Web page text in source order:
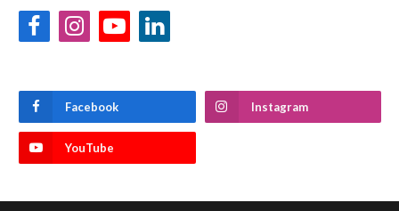
FacebookInstagramYouTubeLinkedIn
Facebook Instagram
YouTube